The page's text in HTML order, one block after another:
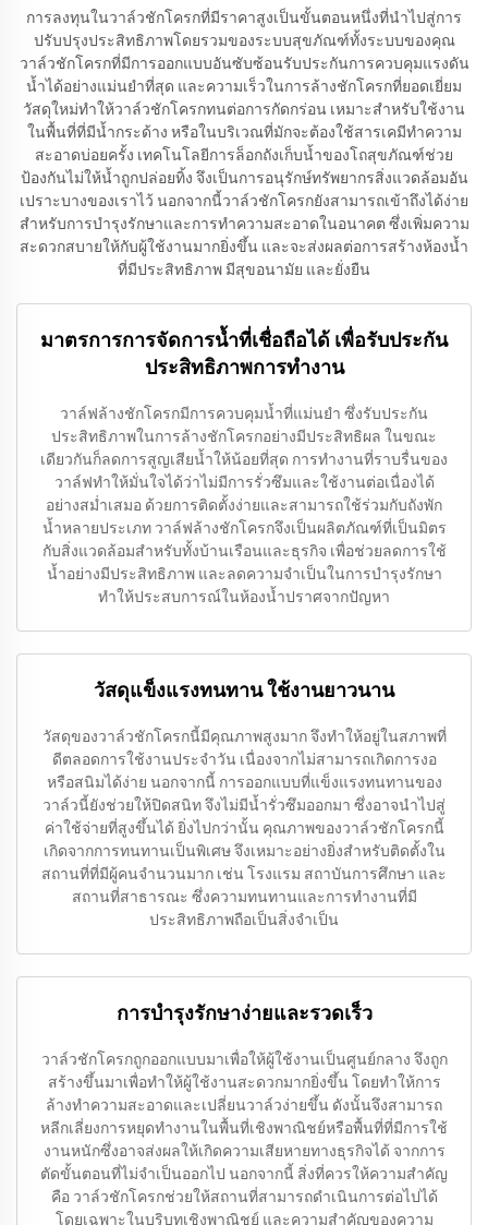
การลงทุนในวาล์วชักโครกที่มีราคาสูงเป็นขั้นตอนหนึ่งที่นำไปสู่การ
ปรับปรุงประสิทธิภาพโดยรวมของระบบสุขภัณฑ์ทั้งระบบของคุณ
วาล์วชักโครกที่มีการออกแบบอันซับซ้อนรับประกันการควบคุมแรงดัน
น้ำได้อย่างแม่นยำที่สุด และความเร็วในการล้างชักโครกที่ยอดเยี่ยม
วัสดุใหม่ทำให้วาล์วชักโครกทนต่อการกัดกร่อน เหมาะสำหรับใช้งาน
ในพื้นที่ที่มีน้ำกระด้าง หรือในบริเวณที่มักจะต้องใช้สารเคมีทำความ
สะอาดบ่อยครั้ง เทคโนโลยีการล็อกถังเก็บน้ำของโถสุขภัณฑ์ช่วย
ป้องกันไม่ให้น้ำถูกปล่อยทิ้ง จึงเป็นการอนุรักษ์ทรัพยากรสิ่งแวดล้อมอัน
เปราะบางของเราไว้ นอกจากนี้วาล์วชักโครกยังสามารถเข้าถึงได้ง่าย
สำหรับการบำรุงรักษาและการทำความสะอาดในอนาคต ซึ่งเพิ่มความ
สะดวกสบายให้กับผู้ใช้งานมากยิ่งขึ้น และจะส่งผลต่อการสร้างห้องน้ำ
ที่มีประสิทธิภาพ มีสุขอนามัย และยั่งยืน
มาตรการการจัดการน้ำที่เชื่อถือได้ เพื่อรับประกัน
ประสิทธิภาพการทำงาน
วาล์ฟล้างชักโครกมีการควบคุมน้ำที่แม่นยำ ซึ่งรับประกัน
ประสิทธิภาพในการล้างชักโครกอย่างมีประสิทธิผล ในขณะ
เดียวกันก็ลดการสูญเสียน้ำให้น้อยที่สุด การทำงานที่ราบรื่นของ
วาล์ฟทำให้มั่นใจได้ว่าไม่มีการรั่วซึมและใช้งานต่อเนื่องได้
อย่างสม่ำเสมอ ด้วยการติดตั้งง่ายและสามารถใช้ร่วมกับถังพัก
น้ำหลายประเภท วาล์ฟล้างชักโครกจึงเป็นผลิตภัณฑ์ที่เป็นมิตร
กับสิ่งแวดล้อมสำหรับทั้งบ้านเรือนและธุรกิจ เพื่อช่วยลดการใช้
น้ำอย่างมีประสิทธิภาพ และลดความจำเป็นในการบำรุงรักษา
ทำให้ประสบการณ์ในห้องน้ำปราศจากปัญหา
วัสดุแข็งแรงทนทาน ใช้งานยาวนาน
วัสดุของวาล์วชักโครกนี้มีคุณภาพสูงมาก จึงทำให้อยู่ในสภาพที่
ดีตลอดการใช้งานประจำวัน เนื่องจากไม่สามารถเกิดการงอ
หรือสนิมได้ง่าย นอกจากนี้ การออกแบบที่แข็งแรงทนทานของ
วาล์วนี้ยังช่วยให้ปิดสนิท จึงไม่มีน้ำรั่วซึมออกมา ซึ่งอาจนำไปสู่
ค่าใช้จ่ายที่สูงขึ้นได้ ยิ่งไปกว่านั้น คุณภาพของวาล์วชักโครกนี้
เกิดจากการทนทานเป็นพิเศษ จึงเหมาะอย่างยิ่งสำหรับติดตั้งใน
สถานที่ที่มีผู้คนจำนวนมาก เช่น โรงแรม สถาบันการศึกษา และ
สถานที่สาธารณะ ซึ่งความทนทานและการทำงานที่มี
ประสิทธิภาพถือเป็นสิ่งจำเป็น
การบำรุงรักษาง่ายและรวดเร็ว
วาล์วชักโครกถูกออกแบบมาเพื่อให้ผู้ใช้งานเป็นศูนย์กลาง จึงถูก
สร้างขึ้นมาเพื่อทำให้ผู้ใช้งานสะดวกมากยิ่งขึ้น โดยทำให้การ
ล้างทำความสะอาดและเปลี่ยนวาล์วง่ายขึ้น ดังนั้นจึงสามารถ
หลีกเลี่ยงการหยุดทำงานในพื้นที่เชิงพาณิชย์หรือพื้นที่ที่มีการใช้
งานหนักซึ่งอาจส่งผลให้เกิดความเสียหายทางธุรกิจได้ จากการ
ตัดขั้นตอนที่ไม่จำเป็นออกไป นอกจากนี้ สิ่งที่ควรให้ความสำคัญ
คือ วาล์วชักโครกช่วยให้สถานที่สามารถดำเนินการต่อไปได้
โดยเฉพาะในบริบทเชิงพาณิชย์ และความสำคัญของความ